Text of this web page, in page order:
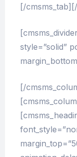
[/
style=”solid”
[/